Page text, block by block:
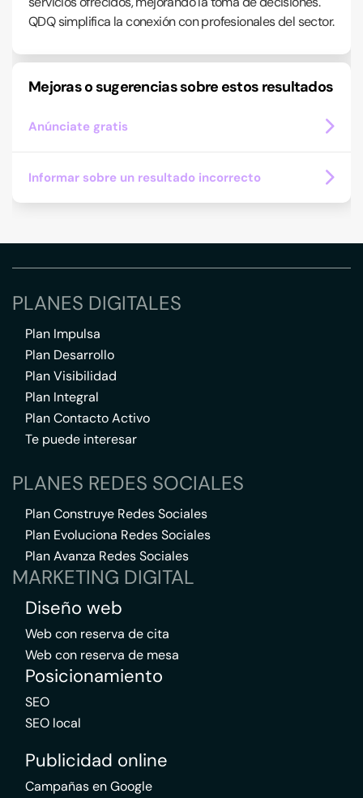
QDQ simplifica la conexión con profesionales del sector.
Mejoras o sugerencias sobre estos resultados
Anúnciate gratis
Informar sobre un resultado incorrecto
PLANES DIGITALES
Plan Impulsa
Plan Desarrollo
Plan Visibilidad
Plan Integral
Plan Contacto Activo
Te puede interesar
PLANES REDES SOCIALES
Plan Construye Redes Sociales
Plan Evoluciona Redes Sociales
Plan Avanza Redes Sociales
MARKETING DIGITAL
Diseño web
Web con reserva de cita
Web con reserva de mesa
Posicionamiento
SEO
SEO local
Publicidad online
Campañas en Google